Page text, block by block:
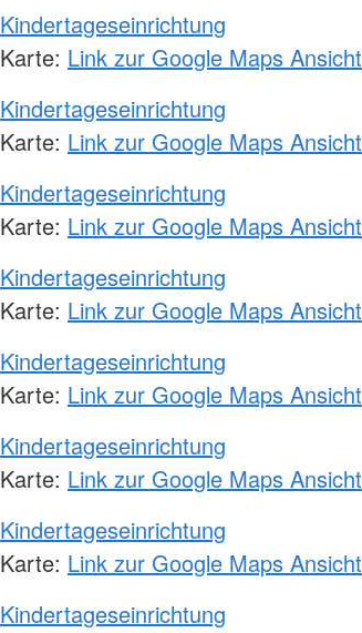
Kindertageseinrichtung
Karte: Link zur Google Maps Ansicht
Kindertageseinrichtung
Karte: Link zur Google Maps Ansicht
Kindertageseinrichtung
Karte: Link zur Google Maps Ansicht
Kindertageseinrichtung
Karte: Link zur Google Maps Ansicht
Kindertageseinrichtung
Karte: Link zur Google Maps Ansicht
Kindertageseinrichtung
Karte: Link zur Google Maps Ansicht
Kindertageseinrichtung
Karte: Link zur Google Maps Ansicht
Kindertageseinrichtung